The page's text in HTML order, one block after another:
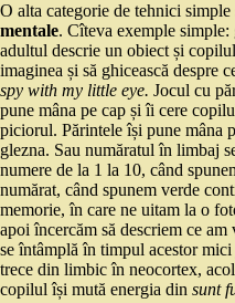
O alta categorie de tehnici simple
mentale. Cîteva exemple
adultul descrie un obiect și
imaginea și să ghicească despre
spy with my little eye. Jocul cu
pune mâna pe cap și îi cere
piciorul. Părintele își pune mâna
glezna. Sau număratul în limbaj
numere de la 1 la 10, când
numărat, când spunem verde
memorie, în care ne uitam la o
apoi încercăm să descriem ce
se întâmplă în timpul acestor
trece din limbic în neocortex,
copilul își mută energia din sunt